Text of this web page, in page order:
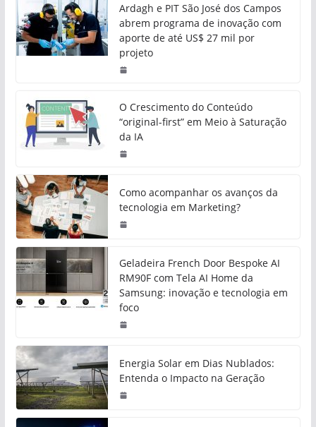
Ardagh e PIT São José dos Campos
abrem programa de inovação com
aporte de até US$ 27 mil por
projeto
O Crescimento do Conteúdo
“original-first” em Meio à Saturação
da IA
Como acompanhar os avanços da
tecnologia em Marketing?
Geladeira French Door Bespoke AI
RM90F com Tela AI Home da
Samsung: inovação e tecnologia em
foco
Energia Solar em Dias Nublados:
Entenda o Impacto na Geração